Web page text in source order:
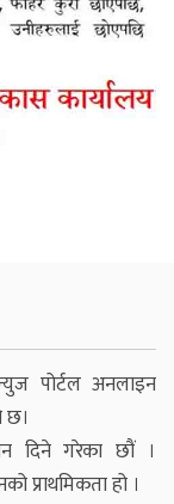
न्युज पोर्टल अनलाइन
दिने गरेका छौं ।
प्राथमिकता हो ।